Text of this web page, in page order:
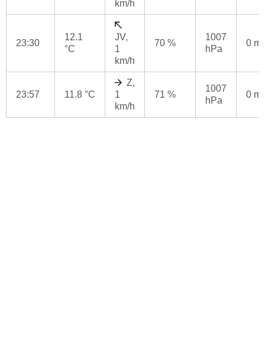
km/h
23:30
12.1
°C
JV,
1
km/h
70 %
1007
hPa
0
23:57 11.8 °C
Z,
1
km/h
71 %
1007
hPa
0